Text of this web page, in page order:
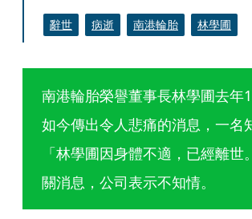
辭世 病逝 南港輪胎 林學圃
南港輪胎榮譽董事長林學圃去年
如今傳出令人悲痛的消息，一名
「林學圃因身體不適，已經離世
關消息，公司表示不知情。